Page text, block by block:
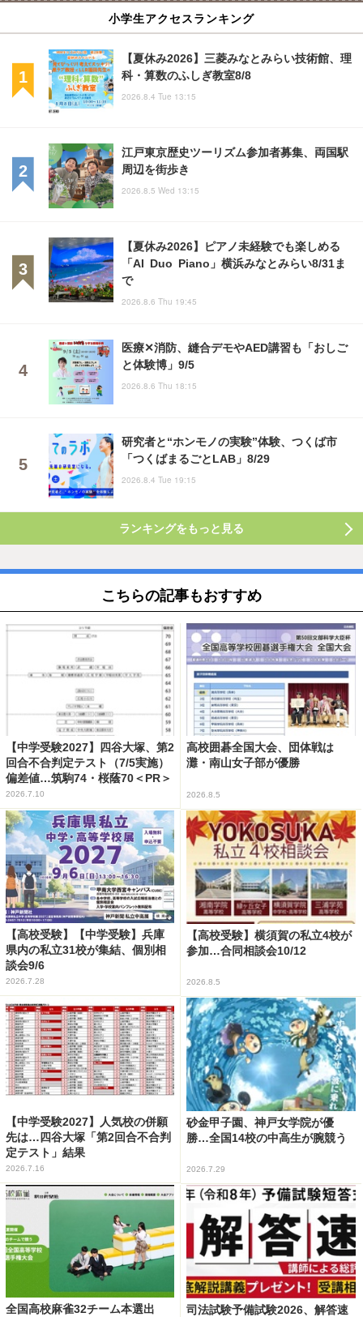
小学生アクセスランキング
【夏休み2026】三菱みなとみらい技術館、理
科・算数のふしぎ教室8/8
2026.8.4 Tue 13:15
江戸東京歴史ツーリズム参加者募集、両国駅
周辺を街歩き
2026.8.5 Wed 13:15
【夏休み2026】ピアノ未経験でも楽しめる
「AI Duo Piano」横浜みなとみらい8/31ま
で
2026.8.6 Thu 19:45
医療✕消防、縫合デモやAED講習も「おしご
と体験博」9/5
2026.8.6 Thu 18:15
研究者と“ホンモノの実験”体験、つくば市
「つくばまるごとLAB」8/29
2026.8.4 Tue 19:15
ランキングをもっと見る
こちらの記事もおすすめ
【中学受験2027】四谷大塚、第2
回合不合判定テスト（7/5実施）
偏差値…筑駒74・桜蔭70＜PR＞
2026.7.10
高校囲碁全国大会、団体戦は
灘・南山女子部が優勝
2026.8.5
【高校受験】【中学受験】兵庫
県内の私立31校が集結、個別相
談会9/6
2026.7.28
【高校受験】横須賀の私立4校が
参加…合同相談会10/12
2026.8.5
【中学受験2027】人気校の併願
先は…四谷大塚「第2回合不合判
定テスト」結果
2026.7.16
砂金甲子園、神戸女学院が優
勝…全国14校の中高生が腕競う
2026.7.29
全国高校麻雀32チーム本選出
司法試験予備試験2026、解答速